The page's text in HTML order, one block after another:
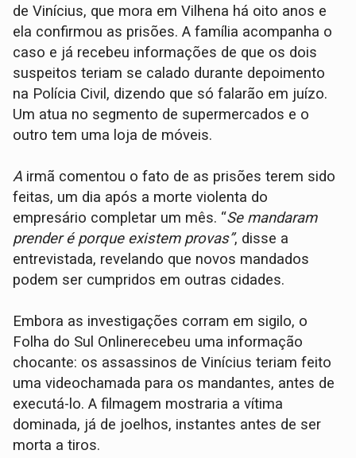
de Vinícius, que mora em Vilhena há oito anos e
ela confirmou as prisões. A família acompanha o
caso e já recebeu informações de que os dois
suspeitos teriam se calado durante depoimento
na Polícia Civil, dizendo que só falarão em juízo.
Um atua no segmento de supermercados e o
outro tem uma loja de móveis.
A irmã comentou o fato de as prisões terem sido
feitas, um dia após a morte violenta do
empresário completar um mês. “Se mandaram
prender é porque existem provas”, disse a
entrevistada, revelando que novos mandados
podem ser cumpridos em outras cidades.
Embora as investigações corram em sigilo, o
Folha do Sul Onlinerecebeu uma informação
chocante: os assassinos de Vinícius teriam feito
uma videochamada para os mandantes, antes de
executá-lo. A filmagem mostraria a vítima
dominada, já de joelhos, instantes antes de ser
morta a tiros.